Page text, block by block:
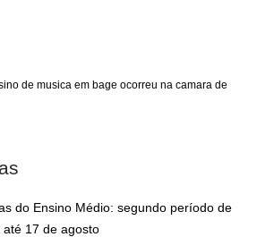
de musica em bage ocorreu na camara de
do Ensino Médio: segundo período de
17 de agosto